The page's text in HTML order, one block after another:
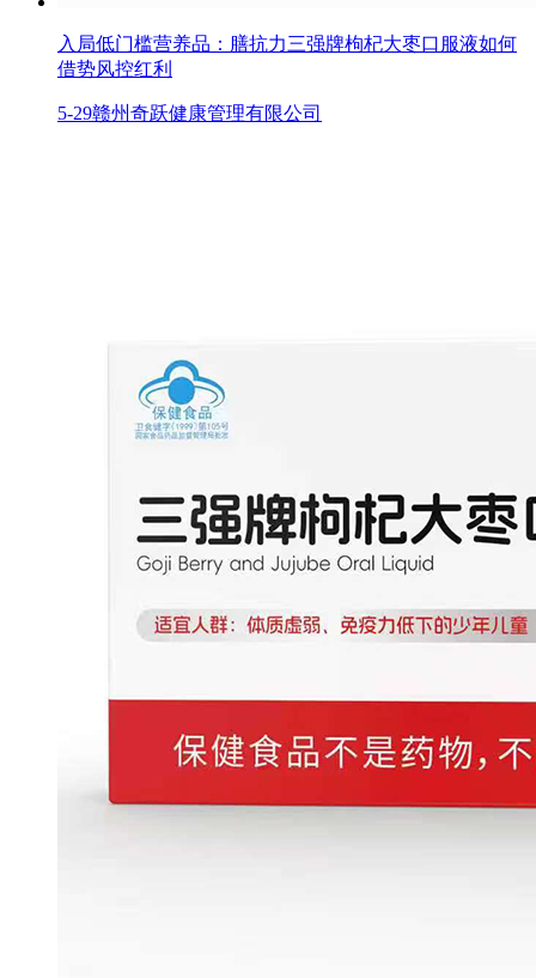
入局低门槛营养品：膳抗力三强牌枸杞大枣口服液如何
借势风控红利
5-29赣州奇跃健康管理有限公司